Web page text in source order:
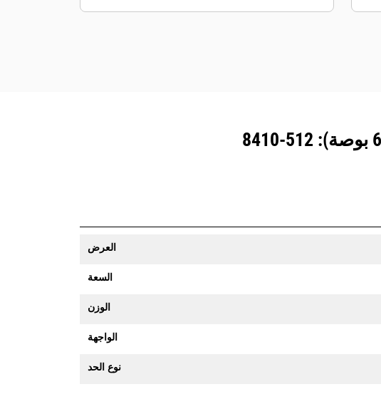
المزوَّدة بنظام تتبع المعدات رسالة تنبيه إذا
العرض
السعة
الوزن
الواجهة
نوع الحد